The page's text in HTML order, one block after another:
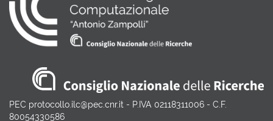
PEC protocollo.ilc@pec.cnr.it - P.IVA 02118311006 - C.F.
80054330586